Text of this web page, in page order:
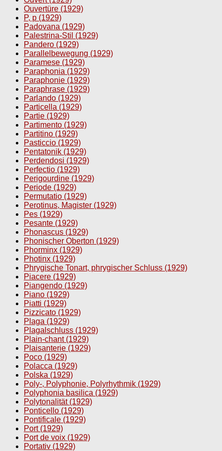
Ouvertüre (1929)
P, p (1929)
Padovana (1929)
Palestrina-Stil (1929)
Pandero (1929)
Parallelbewegung (1929)
Paramese (1929)
Paraphonia (1929)
Paraphonie (1929)
Paraphrase (1929)
Parlando (1929)
Particella (1929)
Partie (1929)
Partimento (1929)
Partitino (1929)
Pasticcio (1929)
Pentatonik (1929)
Perdendosi (1929)
Perfectio (1929)
Perigourdine (1929)
Periode (1929)
Permutatio (1929)
Perotinus, Magister (1929)
Pes (1929)
Pesante (1929)
Phonascus (1929)
Phonischer Oberton (1929)
Phorminx (1929)
Photinx (1929)
Phrygische Tonart, phrygischer Schluss (1929)
Piacere (1929)
Piangendo (1929)
Piano (1929)
Piatti (1929)
Pizzicato (1929)
Plaga (1929)
Plagalschluss (1929)
Plain-chant (1929)
Plaisanterie (1929)
Poco (1929)
Polacca (1929)
Polska (1929)
Poly-, Polyphonie, Polyrhythmik (1929)
Polyphonia basilica (1929)
Polytonalität (1929)
Ponticello (1929)
Pontificale (1929)
Port (1929)
Port de voix (1929)
Portativ (1929)